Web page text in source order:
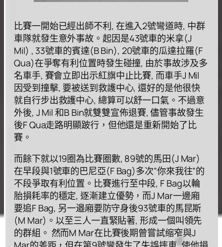
⽐賽⼀開始已經出師不利, 在進⼊2號彎道時, 中群
⾞隊就發⽣意外事故。起因是43號⾞的⽶拿(J
Mil) , 33號⾞的賓達(B Bin), 20號⾞的⽠達拉羅(F
Qua)在爭奪有利位置時發⽣碰撞, 由於事故涉及多
名⾞⼿, 賽會⽴即出⽰紅旗中⽌⽐賽, ⽽⾞⼿J Mil
因受到撞擊, 要被送到救護中⼼, 還好的是他很快
就⾃⾏步出救護中⼼, 總算可以舒⼀⼝氣。不過意
外後, J Mil 和B Bin就雙雙宣佈退賽, 儘管事故發⽣
後F Qua⾛路明顯跛⾏，但他還是重新開始了⽐
賽。
⽽餘下就以19圈為⽐賽圈數, 89號的⾺⽥(J Mar)
在早段與1號⾞的巴尼亞(F Bag)多次”你來我往”的
不段爭取有利位置。⽐賽進⾏⾄中段, F Bag以輪
胎損耗率的穩定, 逐漸建⽴優勢，⽽J Mar⼀邊廂
要追F Bag, 另⼀邉廂要防守⾝後93號⾞的⾺昆斯
(M Mar)。以⾄三⼈⼀直緊貼著, 形成⼀個叫領先
的群組。 然⽽M Mar在⽐賽後期曾嘗試缩窄與J